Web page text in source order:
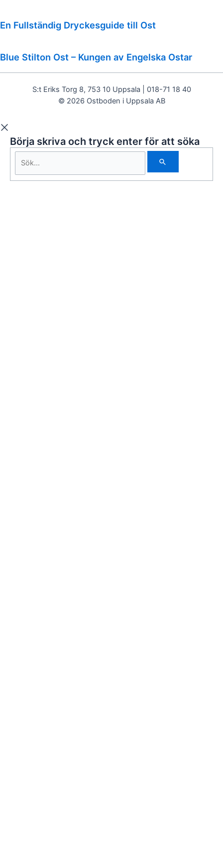
En Fullständig Dryckesguide till Ost
Blue Stilton Ost – Kungen av Engelska Ostar
S:t Eriks Torg 8, 753 10 Uppsala | 018-71 18 40
© 2026 Ostboden i Uppsala AB
Börja skriva och tryck enter för att söka